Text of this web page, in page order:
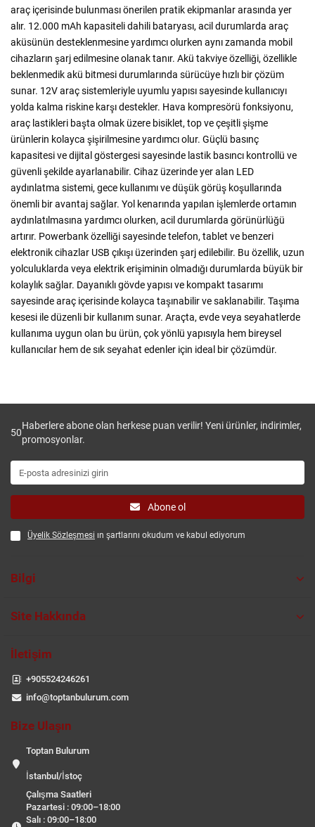
araç içerisinde bulunması önerilen pratik ekipmanlar arasında yer
alır. 12.000 mAh kapasiteli dahili bataryası, acil durumlarda araç
aküsünün desteklenmesine yardımcı olurken aynı zamanda mobil
cihazların şarj edilmesine olanak tanır. Akü takviye özelliği, özellikle
beklenmedik akü bitmesi durumlarında sürücüye hızlı bir çözüm
sunar. 12V araç sistemleriyle uyumlu yapısı sayesinde kullanıcıyı
yolda kalma riskine karşı destekler. Hava kompresörü fonksiyonu,
araç lastikleri başta olmak üzere bisiklet, top ve çeşitli şişme
ürünlerin kolayca şişirilmesine yardımcı olur. Güçlü basınç
kapasitesi ve dijital göstergesi sayesinde lastik basıncı kontrollü ve
güvenli şekilde ayarlanabilir. Cihaz üzerinde yer alan LED
aydınlatma sistemi, gece kullanımı ve düşük görüş koşullarında
önemli bir avantaj sağlar. Yol kenarında yapılan işlemlerde ortamın
aydınlatılmasına yardımcı olurken, acil durumlarda görünürlüğü
artırır. Powerbank özelliği sayesinde telefon, tablet ve benzeri
elektronik cihazlar USB çıkışı üzerinden şarj edilebilir. Bu özellik, uzun
yolculuklarda veya elektrik erişiminin olmadığı durumlarda büyük bir
kolaylık sağlar. Dayanıklı gövde yapısı ve kompakt tasarımı
sayesinde araç içerisinde kolayca taşınabilir ve saklanabilir. Taşıma
kesesi ile düzenli bir kullanım sunar. Araçta, evde veya seyahatlerde
kullanıma uygun olan bu ürün, çok yönlü yapısıyla hem bireysel
kullanıcılar hem de sık seyahat edenler için ideal bir çözümdür.
50
Haberlere abone olan herkese puan verilir! Yeni ürünler, indirimler,
promosyonlar.
Abone ol
Üyelik Sözleşmesi ın şartlarını okudum ve kabul ediyorum
Bilgi
Site Hakkında
İletişim
+905524246261
info@toptanbulurum.com
Bize Ulaşın
Toptan Bulurum
İstanbul/İstoç
Çalışma Saatleri
Pazartesi : 09:00–18:00
Salı : 09:00–18:00